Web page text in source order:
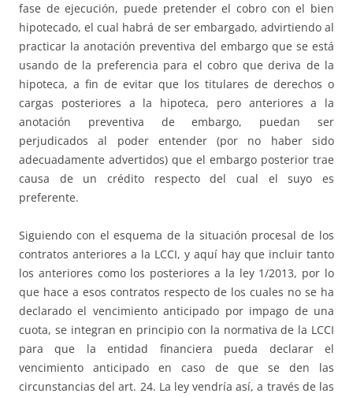
fase de ejecución, puede pretender el cobro con el bien
hipotecado, el cual habrá de ser embargado, advirtiendo al
practicar la anotación preventiva del embargo que se está
usando de la preferencia para el cobro que deriva de la
hipoteca, a fin de evitar que los titulares de derechos o
cargas posteriores a la hipoteca, pero anteriores a la
anotación preventiva de embargo, puedan ser
perjudicados al poder entender (por no haber sido
adecuadamente advertidos) que el embargo posterior trae
causa de un crédito respecto del cual el suyo es
preferente.
Siguiendo con el esquema de la situación procesal de los
contratos anteriores a la LCCI, y aquí hay que incluir tanto
los anteriores como los posteriores a la ley 1/2013, por lo
que hace a esos contratos respecto de los cuales no se ha
declarado el vencimiento anticipado por impago de una
cuota, se integran en principio con la normativa de la LCCI
para que la entidad financiera pueda declarar el
vencimiento anticipado en caso de que se den las
circunstancias del art. 24. La ley vendría así, a través de las